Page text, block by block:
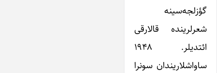
گؤزلجه‌سینه
شعرلرینده قالارقی
ائتدیلر. ۱۹۴۸
ساواشلاریندان سونرا